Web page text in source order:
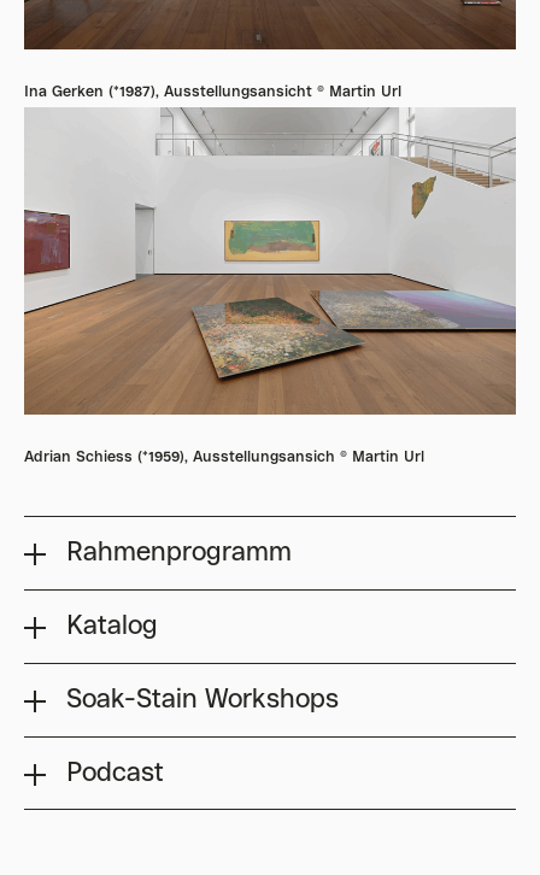
Ina Gerken (*1987), Ausstellungsansicht © Martin Url
Adrian Schiess (*1959), Ausstellungsansich © Martin Url
Rahmenprogramm
Katalog
Soak-Stain Workshops
Podcast